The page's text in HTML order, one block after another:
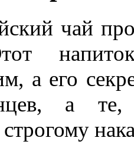
чай
а его
а